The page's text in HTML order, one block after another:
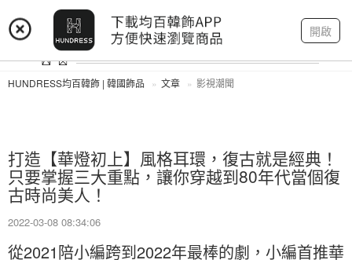
開啟
登入 註冊 我的帳戶
HUNDRESS均百韓飾 | 韓國飾品 文章 影視潮聞
打造【華燈初上】風格耳環，復古就是經典！
只要掌握三大重點，讓你穿越到80年代當個復
古時尚美人！
2022-03-08 08:34:06
從2021陪小編跨到2022年最棒的劇，小編首推華